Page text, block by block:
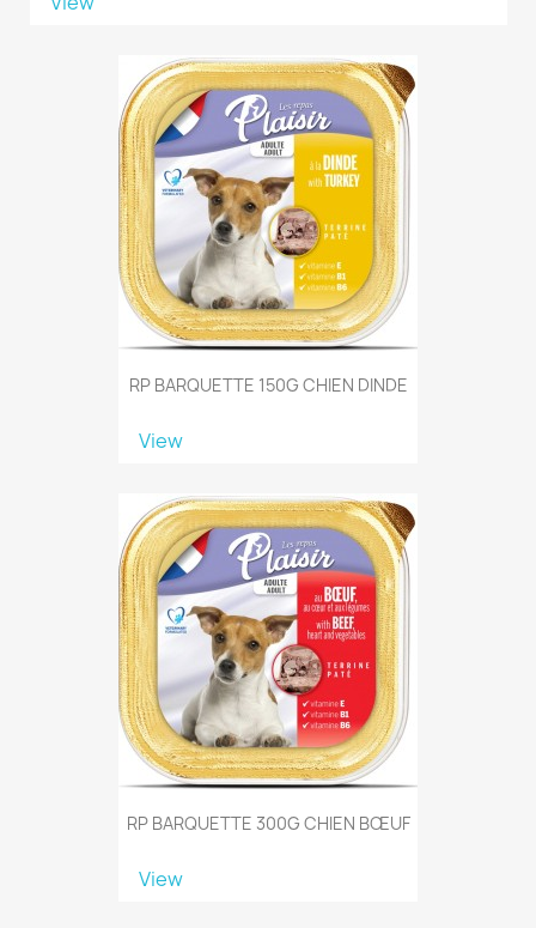
RP BARQUETTE 150G CHIEN DINDE
View
RP BARQUETTE 300G CHIEN BŒUF
View